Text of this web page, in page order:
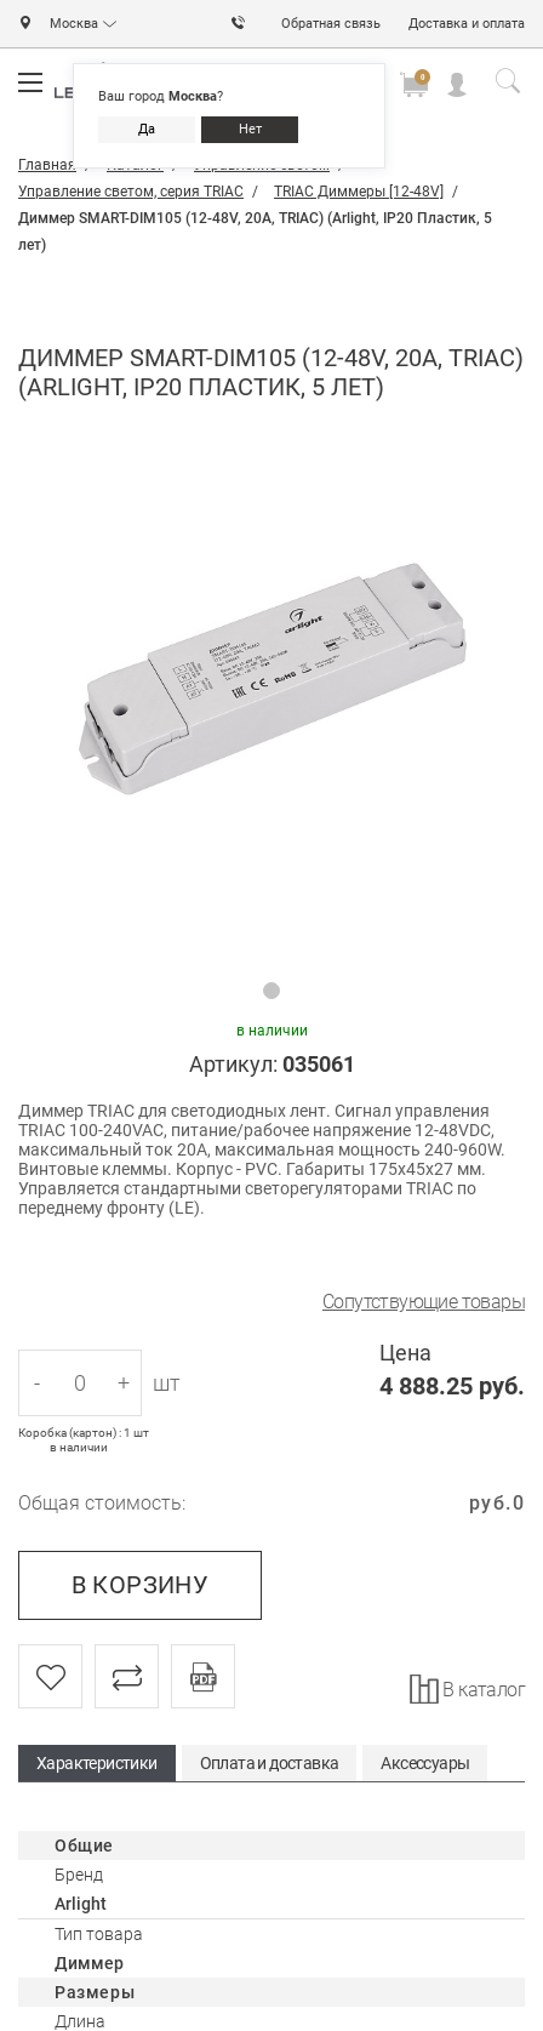
Москва
Ваш город Москва?
Да Нет
Обратная связь Доставка и оплата
0
Главная Каталог
Управление светом
Управление светом, серия TRIAC
TRIAC Диммеры [12-48V]
Диммер SMART-DIM105 (12-48V, 20A, TRIAC) (Arlight, IP20 Пластик, 5
лет)
ДИММЕР SMART-DIM105 (12-48V, 20A, TRIAC)
(ARLIGHT, IP20 ПЛАСТИК, 5 ЛЕТ)
в наличии
Артикул: 035061
Диммер TRIAC для светодиодных лент. Сигнал управления
TRIAC 100-240VAC, питание/рабочее напряжение 12-48VDC,
максимальный ток 20A, максимальная мощность 240-960W.
Винтовые клеммы. Корпус - PVC. Габариты 175x45x27 мм.
Управляется стандартными светорегуляторами TRIAC по
переднему фронту (LE).
Сопутствующие товары
Цена
4 888.25 руб.
- + шт
Коробка (картон) : 1 шт
в наличии
Общая стоимость: 0
руб.
В КОРЗИНУ
В каталог
Характеристики Оплата и доставка Аксессуары
Общие
Бренд
Arlight
Тип товара
Диммер
Размеры
Длина